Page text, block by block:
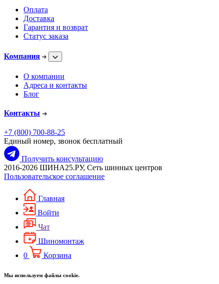
Оплата
Доставка
Гарантия и возврат
Статус заказа
Компания
О компании
Адреса и контакты
Блог
Контакты
+7 (800) 700-88-25
Единый номер, звонок бесплатный
Получить консультацию
2016-2026 ШИНА25.РУ, Сеть шинных центров
Пользовательское соглашение
Главная
Войти
Чат
Шиномонтаж
0
Корзина
Мы используем файлы cookie.